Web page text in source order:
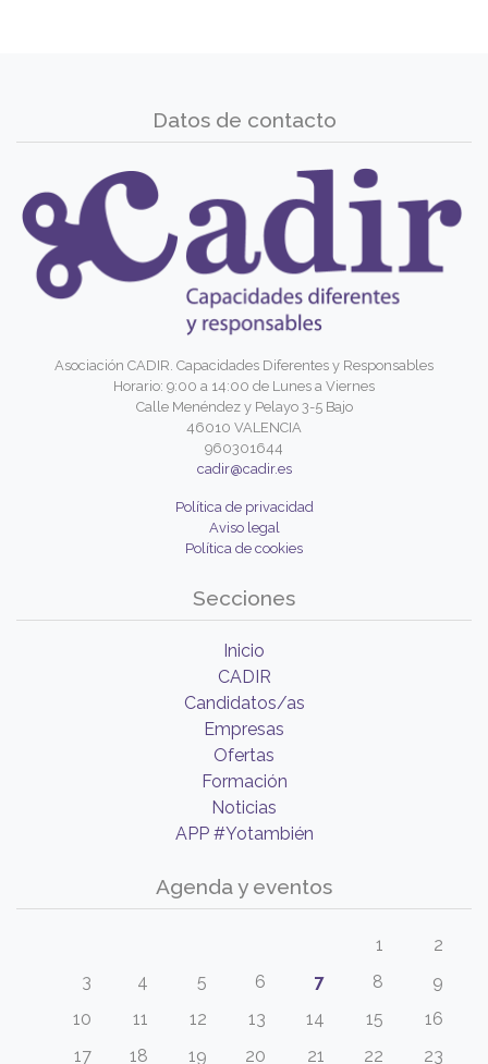
Datos de contacto
Asociación CADIR. Capacidades Diferentes y Responsables
Horario: 9:00 a 14:00 de Lunes a Viernes
Calle Menéndez y Pelayo 3-5 Bajo
46010 VALENCIA
960301644
cadir@cadir.es
Política de privacidad
Aviso legal
Política de cookies
Secciones
Inicio
CADIR
Candidatos/as
Empresas
Ofertas
Formación
Noticias
APP #Yotambién
Agenda y eventos
1
2
3
4 5 6 7 8
9
10
11 12 13 14 15
16
17
18 19 20 21 22 23